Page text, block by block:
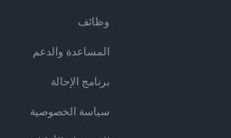
وظائف
المساعدة والدعم
برنامج الإحالة
سياسة الخصوصية